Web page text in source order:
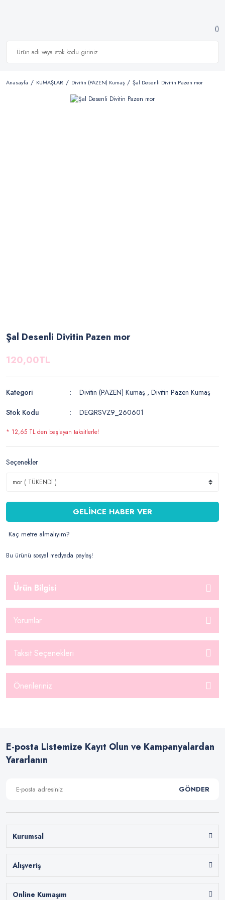
Anasayfa KUMAŞLAR Divitin (PAZEN) Kumaş Şal Desenli Divitin Pazen mor
Şal Desenli Divitin Pazen mor
120,00TL
Kategori Divitin (PAZEN) Kumaş ,Divitin Pazen Kumaş
Stok Kodu
DEQRSVZ9_260601
* 12,65 TL den başlayan taksitlerle!
Seçenekler
GELİNCE HABER VER
Kaç metre almalıyım?
Bu ürünü sosyal medyada paylaş!
Ürün Bilgisi
Yorumlar
Taksit Seçenekleri
Önerileriniz
E-posta Listemize Kayıt Olun ve Kampanyalardan
Yararlanın
GÖNDER
Kurumsal
Alışveriş
Online Kumaşım